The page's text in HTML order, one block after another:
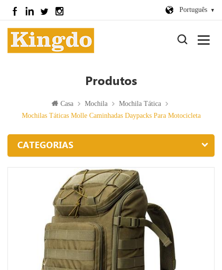
Português
Produtos
Casa Mochila
Mochila Tática
Mochilas Táticas Molle Caminhadas Daypacks Para Motocicleta
CATEGORIAS